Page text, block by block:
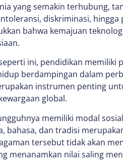
yang semakin terhubung,
diskriminasi,
bahwa kemajuan
ini, pendidikan memiliki
berdampingan dalam
instrumen penting
global.
memiliki modal
bahasa, dan tradisi
tersebut tidak akan
menanamkan nilai saling